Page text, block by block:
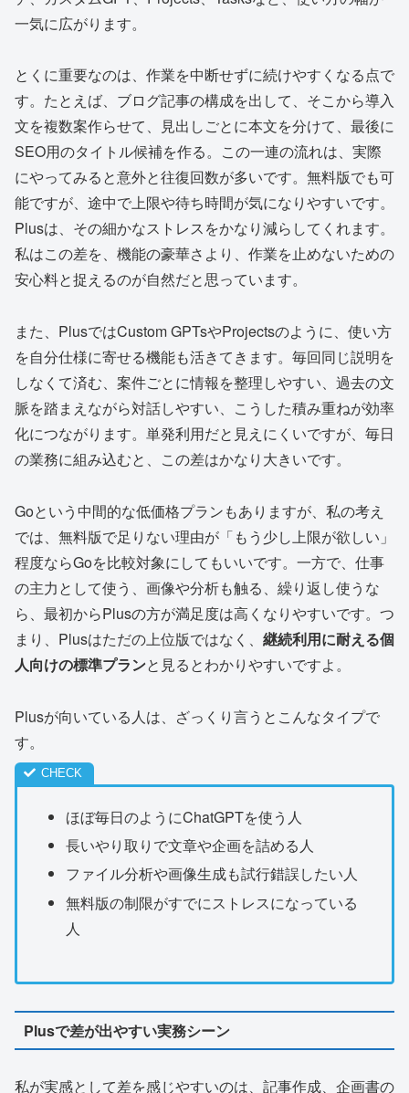
一気に広がります。
とくに重要なのは、作業を中断せずに続けやすくなる点で
す。たとえば、ブログ記事の構成を出して、そこから導入
文を複数案作らせて、見出しごとに本文を分けて、最後に
SEO用のタイトル候補を作る。この一連の流れは、実際
にやってみると意外と往復回数が多いです。無料版でも可
能ですが、途中で上限や待ち時間が気になりやすいです。
Plusは、その細かなストレスをかなり減らしてくれます。
私はこの差を、機能の豪華さより、作業を止めないための
安心料と捉えるのが自然だと思っています。
また、PlusではCustom GPTsやProjectsのように、使い方
を自分仕様に寄せる機能も活きてきます。毎回同じ説明を
しなくて済む、案件ごとに情報を整理しやすい、過去の文
脈を踏まえながら対話しやすい、こうした積み重ねが効率
化につながります。単発利用だと見えにくいですが、毎日
の業務に組み込むと、この差はかなり大きいです。
Goという中間的な低価格プランもありますが、私の考え
では、無料版で足りない理由が「もう少し上限が欲しい」
程度ならGoを比較対象にしてもいいです。一方で、仕事
の主力として使う、画像や分析も触る、繰り返し使うな
ら、最初からPlusの方が満足度は高くなりやすいです。つ
まり、Plusはただの上位版ではなく、 継続利用に耐える個
人向けの標準プランと見るとわかりやすいですよ。
Plusが向いている人は、ざっくり言うとこんなタイプで
す。
ほぼ毎日のようにChatGPTを使う人
長いやり取りで文章や企画を詰める人
ファイル分析や画像生成も試行錯誤したい人
無料版の制限がすでにストレスになっている
人
Plusで差が出やすい実務シーン
私が実感として差を感じやすいのは、記事作成、企画書の